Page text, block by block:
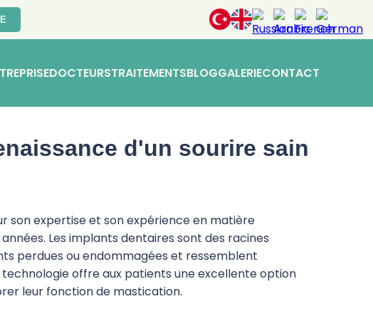
DOCTEURSTRAITEMENTSBLOGGALERIECONTACT
d'un sourire sain
son expertise et son expérience en matière
Les implants dentaires sont des racines
perdues ou endommagées et ressemblent
offre aux patients une excellente option
leur fonction de mastication.